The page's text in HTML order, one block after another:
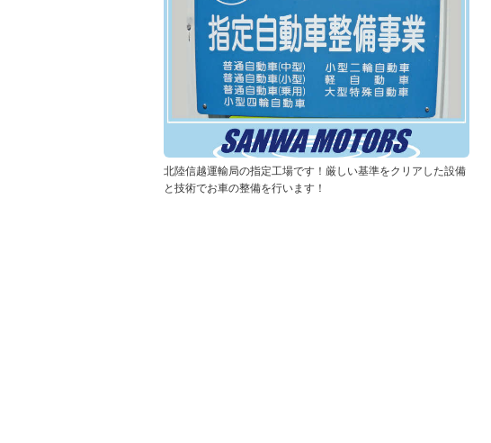
北陸信越運輸局の指定工場です！厳しい基準をクリアした設備
と技術でお車の整備を行います！